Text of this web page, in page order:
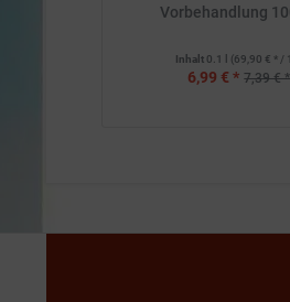
Vorbehandlung
Inhalt 0.1 l (69,90 € * /
6,99 € * 7,39 € *